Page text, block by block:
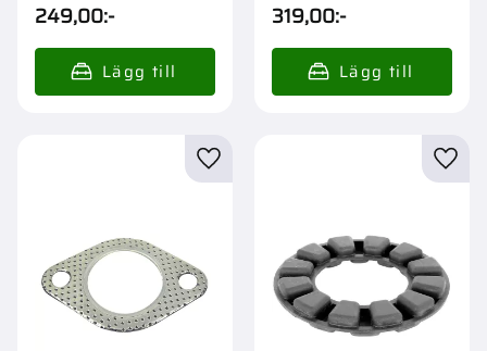
249,00:- 319,00:-
Lägg till i favoriter